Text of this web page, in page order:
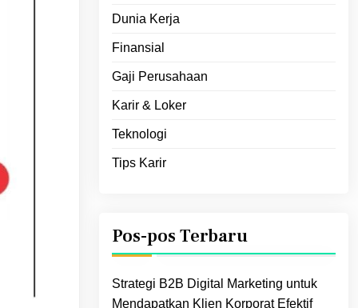
Dunia Kerja
Finansial
Gaji Perusahaan
Karir & Loker
Teknologi
Tips Karir
Pos-pos Terbaru
Strategi B2B Digital Marketing untuk
Mendapatkan Klien Korporat Efektif